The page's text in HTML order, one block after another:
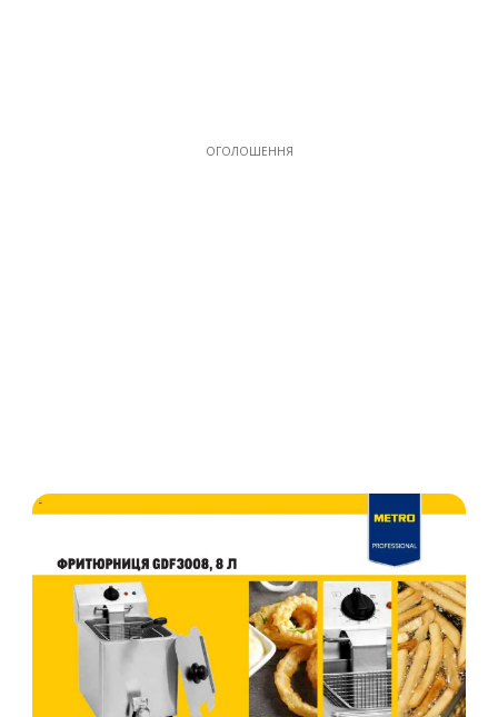
ОГОЛОШЕННЯ